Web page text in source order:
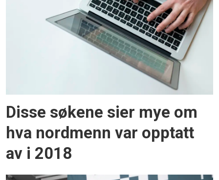
Disse søkene sier mye om
hva nordmenn var opptatt
av i 2018